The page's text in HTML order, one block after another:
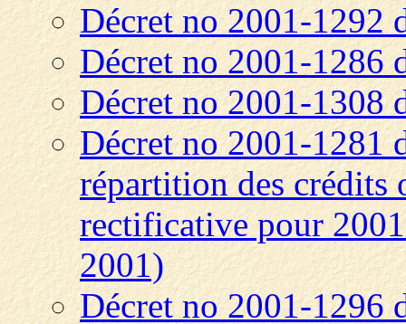
Décret no 2001-1292
Décret no 2001-1286
Décret no 2001-1308
Décret no 2001-1281
répartition des crédits
rectificative pour
2001)
Décret no 2001-1296